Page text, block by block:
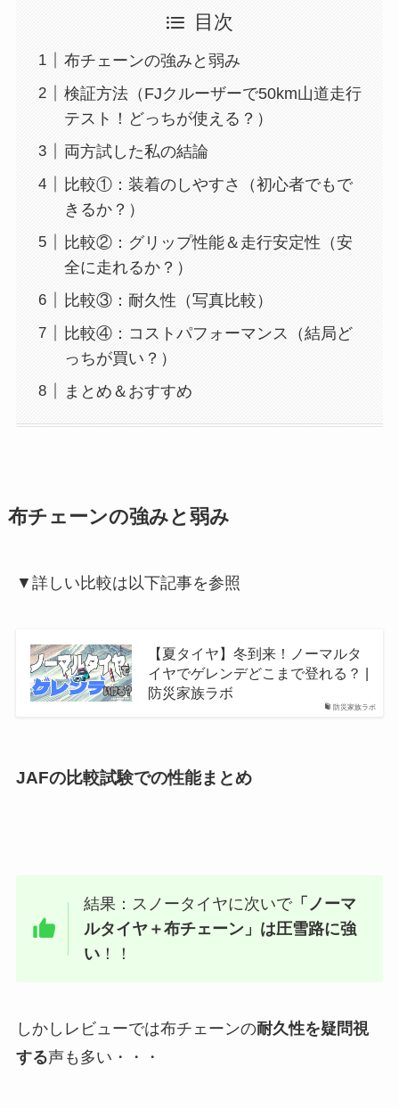
目次
布チェーンの強みと弱み
検証方法（FJクルーザーで50km山道走行
テスト！どっちが使える？）
両方試した私の結論
比較①：装着のしやすさ（初心者でもで
きるか？）
比較②：グリップ性能＆走行安定性（安
全に走れるか？）
比較③：耐久性（写真比較）
比較④：コストパフォーマンス（結局ど
っちが買い？）
まとめ＆おすすめ
布チェーンの強みと弱み
▼詳しい比較は以下記事を参照
防災家族ラボ
【夏タイヤ】冬到来！ノーマルタ
イヤでゲレンデどこまで登れる？ |
防災家族ラボ
JAFの比較試験での性能まとめ
結果：スノータイヤに次いで「ノーマ
ルタイヤ＋布チェーン」は圧雪路に強
い ！！
しかしレビューでは布チェーンの耐久性を疑問視
する声も多い・・・